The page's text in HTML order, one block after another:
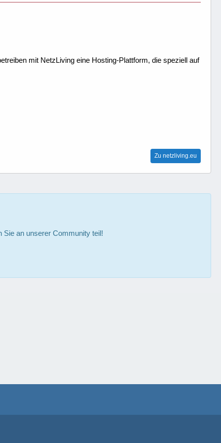
mit NetzLiving eine Hosting-Plattform, die speziell auf
Zu netzliving.eu
Sie an unserer Community teil!